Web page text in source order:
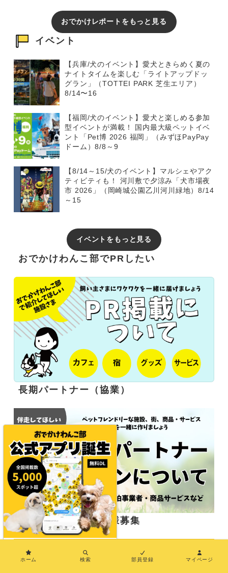
おでかけレポートをもっと見る
イベント
【兵庫/犬のイベント】愛犬ときらめく夏の
ナイトタイムを楽しむ「ライトアップドッ
グラン」（TOTTEI PARK 芝生エリア）
8/14〜16
【福岡/犬のイベント】愛犬と楽しめる参加
型イベントが満載！ 国内最大級ペットイベ
ント「Pet博 2026 福岡」（みずほPayPay
ドーム）8/8～9
【8/14～15/犬のイベント】マルシェやアク
ティビティも！ 河川敷で夕涼み「犬市場夜
市 2026」（岡崎城公園乙川河川緑地）8/14
～15
イベントをもっと見る
おでかけわんこ部でPRしたい
長期パートナー（協業）
応援サポーター企業様募集
ホーム 検索 部員登録 マイページ